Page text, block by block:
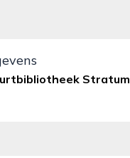
Stratum